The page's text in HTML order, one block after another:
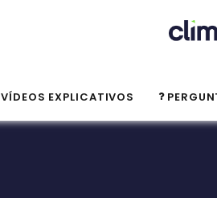
VÍDEOS EXPLICATIVOS